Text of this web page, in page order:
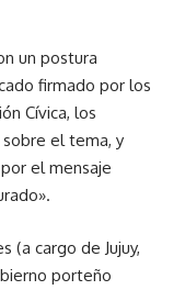
un postura
firmado por los
Cívica, los
sobre el tema, y
el mensaje
(a cargo de Jujuy,
porteño